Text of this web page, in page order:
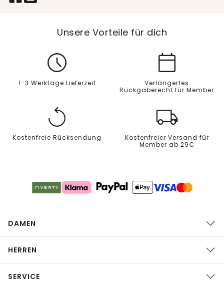
Unsere Vorteile für dich
1-3 Werktage Lieferzeit
Verlängertes
Rückgaberecht für Member
Kostenfreie Rücksendung
Kostenfreier Versand für
Member ab 29€
DAMEN
HERREN
SERVICE